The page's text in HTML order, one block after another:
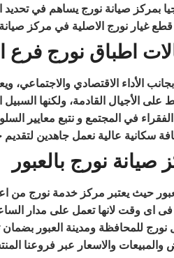
صيانة نورج يساهم في تحديد
اطباق نورج فرع
الأداء الاقتصادي
الأجيال القادمة، ولكنها
المجتمع و نتبع معايير السلوك
صيانة نورج بالعبور
حيث يعتبر مركز خدمة نورج من
اى وقت لانها تعمل على مدار
للمحافظة ومدينة العبور
والاسعار عبر فروعنا